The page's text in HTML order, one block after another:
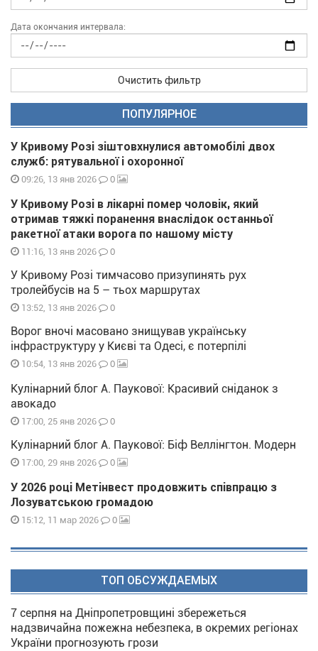
Дата окончания интервала:
Очистить фильтр
ПОПУЛЯРНОЕ
У Кривому Розі зіштовхнулися автомобілі двох
служб: рятувальної і охоронної
09:26, 13 янв 2026 0
У Кривому Розі в лікарні помер чоловік, який
отримав тяжкі поранення внаслідок останньої
ракетної атаки ворога по нашому місту
11:16, 13 янв 2026 0
У Кривому Розі тимчасово призупинять рух
тролейбусів на 5 – тьох маршрутах
13:52, 13 янв 2026 0
Ворог вночі масовано знищував українську
інфраструктуру у Києві та Одесі, є потерпілі
10:54, 13 янв 2026 0
Кулінарний блог А. Паукової: Красивий сніданок з
авокадо
17:00, 25 янв 2026 0
Кулінарний блог А. Паукової: Біф Веллінгтон. Модерн
17:00, 29 янв 2026 0
У 2026 році Метінвест продовжить співпрацю з
Лозуватською громадою
15:12, 11 мар 2026 0
ТОП ОБСУЖДАЕМЫХ
7 серпня на Дніпропетровщині збережеться
надзвичайна пожежна небезпека, в окремих регіонах
України прогнозують грози